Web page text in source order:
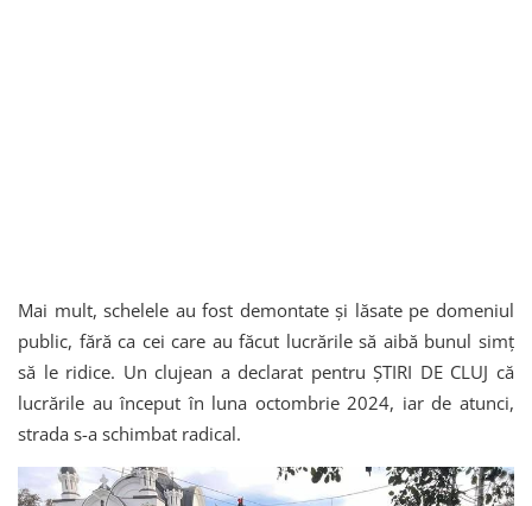
Mai mult, schelele au fost demontate și lăsate pe domeniul
public, fără ca cei care au făcut lucrările să aibă bunul simț
să le ridice. Un clujean a declarat pentru ȘTIRI DE CLUJ că
lucrările au început în luna octombrie 2024, iar de atunci,
strada s-a schimbat radical.